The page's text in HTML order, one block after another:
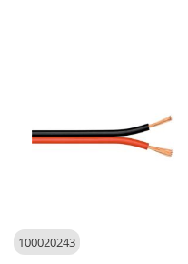
100020243